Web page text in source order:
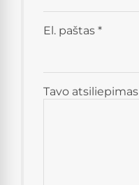
Tavo atsiliepimas
El. paštas *